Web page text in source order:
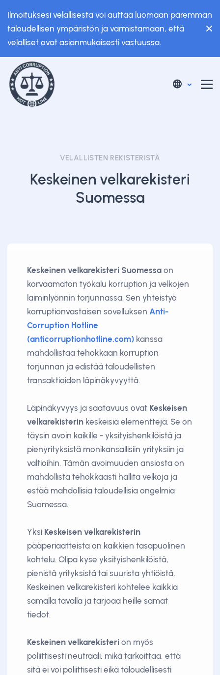
Ilmoituksesi velallisesta voi auttaa luomaan paremman
taloudellisen ympäristön ja varmistamaan, että
velalliset ovat asianmukaisesti vastuussa.
VELALLISTEN REKISTERISTÄ
Keskeinen velkarekisteri
Suomessa
Keskeinen velkarekisteri Suomessa on
korvaamaton työkalu korruption ja velkojen
laiminlyönnin torjunnassa. Sen yhteistyö
korruptionvastaisen sovelluksen Anti-
Corruption Hotline
(anticorruptionhotline.com) kanssa
mahdollistaa tehokkaan korruption
torjunnan ja edistää taloudellisten
transaktioiden läpinäkyvyyttä.
Läpinäkyvyys ja saatavuus ovat Keskeisen
velkarekisterin keskeisiä elementtejä. Se on
täysin avoin kaikille - yksityishenkilöistä ja
pienyrityksistä monikansallisiin yrityksiin ja
valtioihin. Tämän avoimuuden ansiosta on
mahdollista tehokkaasti hallita velkoja ja
estää mahdollisia taloudellisia ongelmia
Suomessa.
Yksi Keskeisen velkarekisterin
pääperiaatteista on kaikkien tasapuolinen
kohtelu. Olipa kyse yksityishenkilöistä,
pienistä yrityksistä tai suurista yhtiöistä,
Keskeinen velkarekisteri kohtelee kaikkia
samalla tavalla ja tarjoaa heille samat
tiedot.
Keskeinen velkarekisteri on myös
poliittisesti neutraali, mikä tarkoittaa, että
sitä ei voi poliittisesti eikä taloudellisesti